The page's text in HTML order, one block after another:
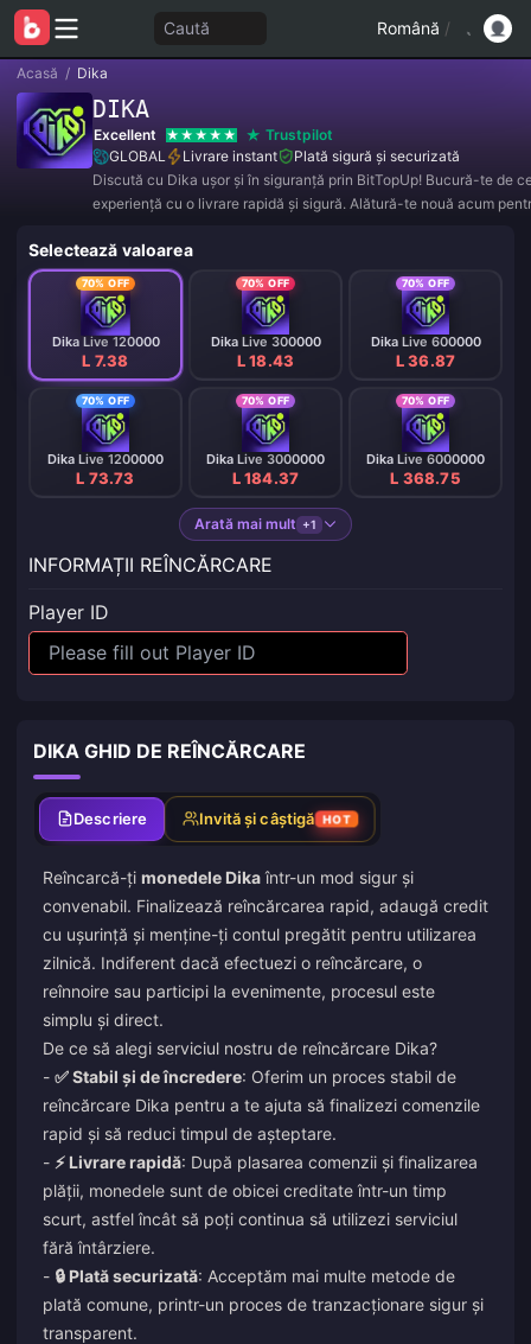
Caută Română /
Acasă / Dika
DIKA
Excellent
Trustpilot
GLOBAL
Livrare instant
Plată sigură și securizată
Discută cu Dika ușor și în siguranță prin BitTopUp! Bucură-te de
experiență cu o livrare rapidă și sigură. Alătură-te nouă acum
Selectează valoarea
70% OFF
Dika Live 120000
L 7.38
70% OFF
Dika Live 300000
L 18.43
70% OFF
Dika Live 600000
L 36.87
70% OFF
Dika Live 1200000
L 73.73
70% OFF
Dika Live 3000000
L 184.37
70% OFF
Dika Live 6000000
L 368.75
Arată mai mult +1
INFORMAȚII REÎNCĂRCARE
Player ID
DIKA GHID DE REÎNCĂRCARE
Descriere Invită și câștigă HOT
Reîncarcă-ți monedele Dikaîntr-un mod sigur și
convenabil. Finalizează reîncărcarea rapid, adaugă credit
cu ușurință și menține-ți contul pregătit pentru utilizarea
zilnică. Indiferent dacă efectuezi o reîncărcare, o
reînnoire sau participi la evenimente, procesul este
simplu și direct.
De ce să alegi serviciul nostru de reîncărcare Dika?
- ✅ Stabil și de încredere: Oferim un proces stabil de
reîncărcare Dika pentru a te ajuta să finalizezi comenzile
rapid și să reduci timpul de așteptare.
- ⚡ Livrare rapidă: După plasarea comenzii și finalizarea
plății, monedele sunt de obicei creditate într-un timp
scurt, astfel încât să poți continua să utilizezi serviciul
fără întârziere.
- 🔒 Plată securizată: Acceptăm mai multe metode de
plată comune, printr-un proces de tranzacționare sigur și
transparent.